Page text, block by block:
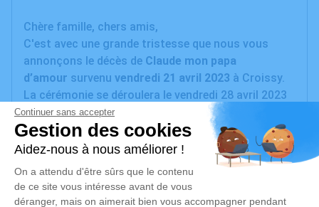
Chère famille, chers amis,
C'est avec une grande tristesse que nous vous
annonçons le décès de Claude mon papa
d’amour survenu vendredi 21 avril 2023 à Croissy.
La cérémonie se déroulera le vendredi 28 avril 2023
à 15h30 à l'adresse suivante : Cimetière - 6 avenue
de Verdun - 78290 Croissy-sur-seine.
Un service de plantation d’arbre hommage est
disponible ici .